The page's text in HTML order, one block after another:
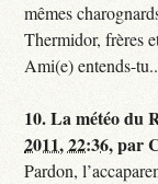
mêmes
Thermidor, frères
Ami(e) entends-
10.La météo du
2011, 22:36,par
Pardon,